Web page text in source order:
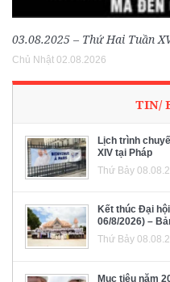
03.08.2025 – Thứ Hai Tuần
Chủ Nhật 02.08.2026
TIN/
Lịch trình
XIV tại Pháp
Thứ Bảy
Kết thúc Đại
06/8/2026) –
Thứ Bảy
Mục tiêu năm